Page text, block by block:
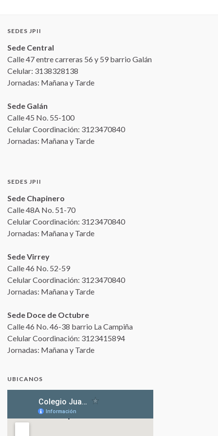
SEDES JPII
Sede Central
Calle 47 entre carreras 56 y 59 barrio Galán
Celular: 3138328138
Jornadas: Mañana y Tarde
Sede Galán
Calle 45 No. 55-100
Celular Coordinación: 3123470840
Jornadas: Mañana y Tarde
SEDES JPII
Sede Chapinero
Calle 48A No. 51-70
Celular Coordinación: 3123470840
Jornadas: Mañana y Tarde
Sede Virrey
Calle 46 No. 52-59
Celular Coordinación: 3123470840
Jornadas: Mañana y Tarde
Sede Doce de Octubre
Calle 46 No. 46-38 barrio La Campiña
Celular Coordinación: 3123415894
Jornadas: Mañana y Tarde
UBICANOS